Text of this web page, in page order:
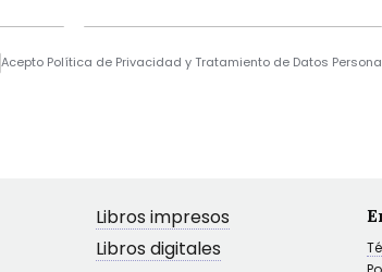
Acepto Política de Privacidad y Tratamiento de Datos
Libros impresos
Libros digitales